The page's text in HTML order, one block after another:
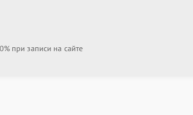
при записи на сайте